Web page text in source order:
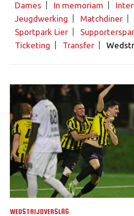
Dames
In memoriam
Jeugdwerking
Matchdiner
Sportpark Lier
Ticketing
Transfer
WEDSTRIJDVERSLAG